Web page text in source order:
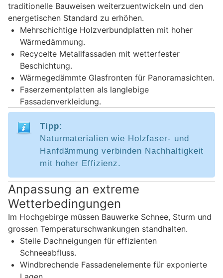
traditionelle Bauweisen weiterzuentwickeln und den
energetischen Standard zu erhöhen.
Mehrschichtige Holzverbundplatten mit hoher
Wärmedämmung.
Recycelte Metallfassaden mit wetterfester
Beschichtung.
Wärmegedämmte Glasfronten für Panoramasichten.
Faserzementplatten als langlebige
Fassadenverkleidung.
Tipp:
Naturmaterialien wie Holzfaser- und
Hanfdämmung verbinden Nachhaltigkeit
mit hoher Effizienz.
Anpassung an extreme
Wetterbedingungen
Im Hochgebirge müssen Bauwerke Schnee, Sturm und
grossen Temperaturschwankungen standhalten.
Steile Dachneigungen für effizienten
Schneeabfluss.
Windbrechende Fassadenelemente für exponierte